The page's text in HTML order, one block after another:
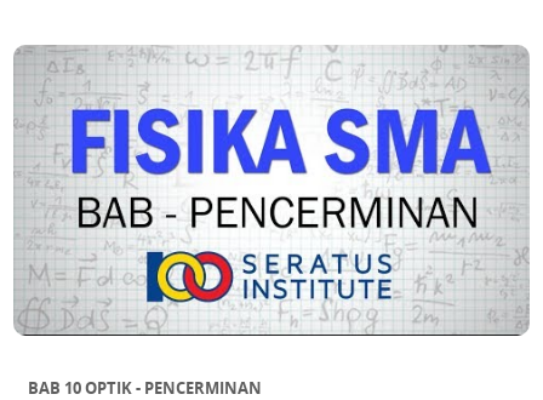
BAB 10 OPTIK - PENCERMINAN